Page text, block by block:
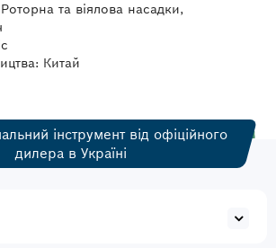
та віялова насадки,
Китай
інструмент від офіційного
дилера в Україні